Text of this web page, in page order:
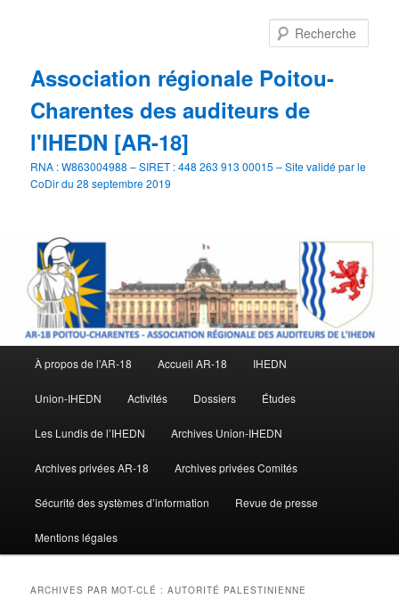
Association régionale Poitou-
Charentes des auditeurs de
l'IHEDN [AR-18]
RNA : W863004988 – SIRET : 448 263 913 00015 – Site validé par le
CoDir du 28 septembre 2019
principal
À propos de l’AR-18 Accueil AR-18 IHEDN
Union-IHEDN Activités Dossiers Études
Les Lundis de l’IHEDN Archives Union-IHEDN
Archives privées AR-18 Archives privées Comités
Sécurité des systèmes d’information Revue de presse
Mentions légales
ARCHIVES PAR MOT-CLÉ :AUTORITÉ PALESTINIENNE